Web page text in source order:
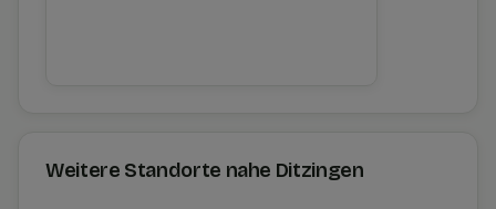
Weitere Standorte nahe Ditzingen